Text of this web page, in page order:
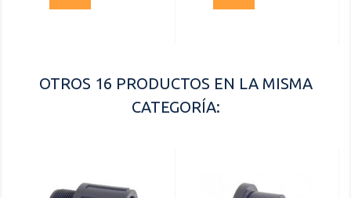
OTROS 16 PRODUCTOS EN LA MISMA
CATEGORÍA: